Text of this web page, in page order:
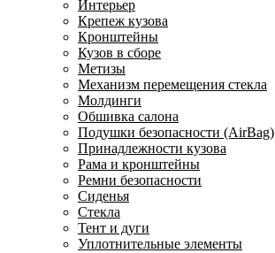
Интерьер
Крепеж кузова
Кронштейны
Кузов в сборе
Метизы
Механизм перемещения стекла
Молдинги
Обшивка салона
Подушки безопасности (AirBag)
Принадлежности кузова
Рама и кронштейны
Ремни безопасности
Сиденья
Стекла
Тент и дуги
Уплотнительные элементы